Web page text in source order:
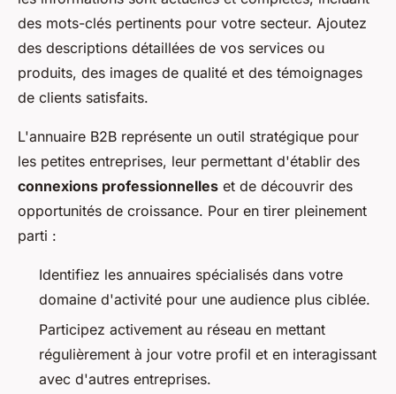
des mots-clés pertinents pour votre secteur. Ajoutez
des descriptions détaillées de vos services ou
produits, des images de qualité et des témoignages
de clients satisfaits.
L'annuaire B2B représente un outil stratégique pour
les petites entreprises, leur permettant d'établir des
connexions professionnelles et de découvrir des
opportunités de croissance. Pour en tirer pleinement
parti :
Identifiez les annuaires spécialisés dans votre
domaine d'activité pour une audience plus ciblée.
Participez activement au réseau en mettant
régulièrement à jour votre profil et en interagissant
avec d'autres entreprises.